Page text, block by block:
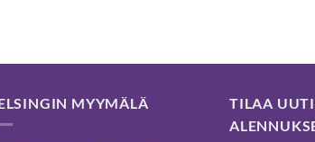
MYYMÄLÄ
TILAA